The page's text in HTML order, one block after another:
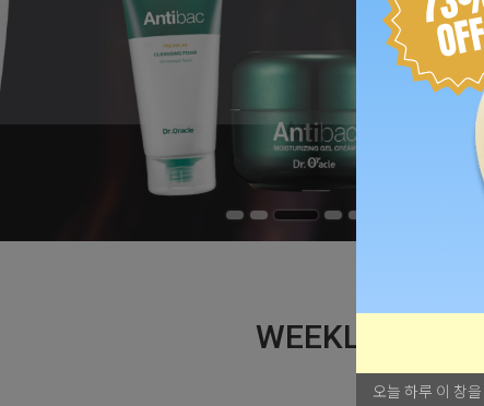
오늘 하루 이 창
GOTO SHOP
#굿바이2025 #BB크림 #선블록 #영양세
GOTO SHOP
WEEKLY BEST